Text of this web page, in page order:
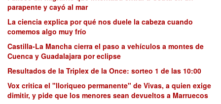
parapente y cayó al mar
La ciencia explica por qué nos duele la cabeza cuando
comemos algo muy frío
Castilla-La Mancha cierra el paso a vehículos a montes de
Cuenca y Guadalajara por eclipse
Resultados de la Triplex de la Once: sorteo 1 de las 10:00
Vox critica el "lloriqueo permanente" de Vivas, a quien exige
dimitir, y pide que los menores sean devueltos a Marruecos